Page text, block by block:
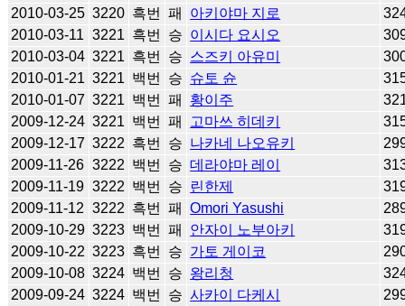
2010-03-25 3220 흑번 패 아키야마 지로
2010-03-11 3221 흑번 승 이시다 요시오
2010-03-04 3221 흑번 승 스즈키 아유미
2010-01-21 3221 백번 승 슈토 슌
2010-01-07 3221 백번 패 황이주
2009-12-24 3221 백번 패 고마쓰 히데키
2009-12-17 3222 흑번 승 나카네 나오유키
2009-11-26 3222 백번 승 데라야마 레이
2009-11-19 3222 백번 승 린한제
2009-11-12 3222 흑번 패 Omori Yasushi
2009-10-29 3223 백번 패 안자이 노부아키
2009-10-22 3223 흑번 승 가토 게이코
2009-10-08 3224 백번 승 왕리청
2009-09-24 3224 백번 승 사카이 다케시